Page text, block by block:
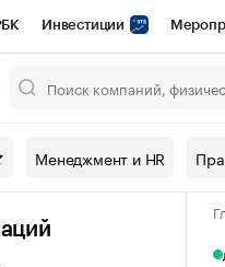
Инвестиции
Конференции СПб
Рынок
Менеджмент и HR